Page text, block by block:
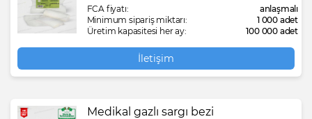
FCA fiyatı:
anlaşmalı
Minimum sipariş miktarı:
1 000 adet
Üretim kapasitesi her ay:
100 000 adet
İletişim
Medikal gazlı sargı bezi